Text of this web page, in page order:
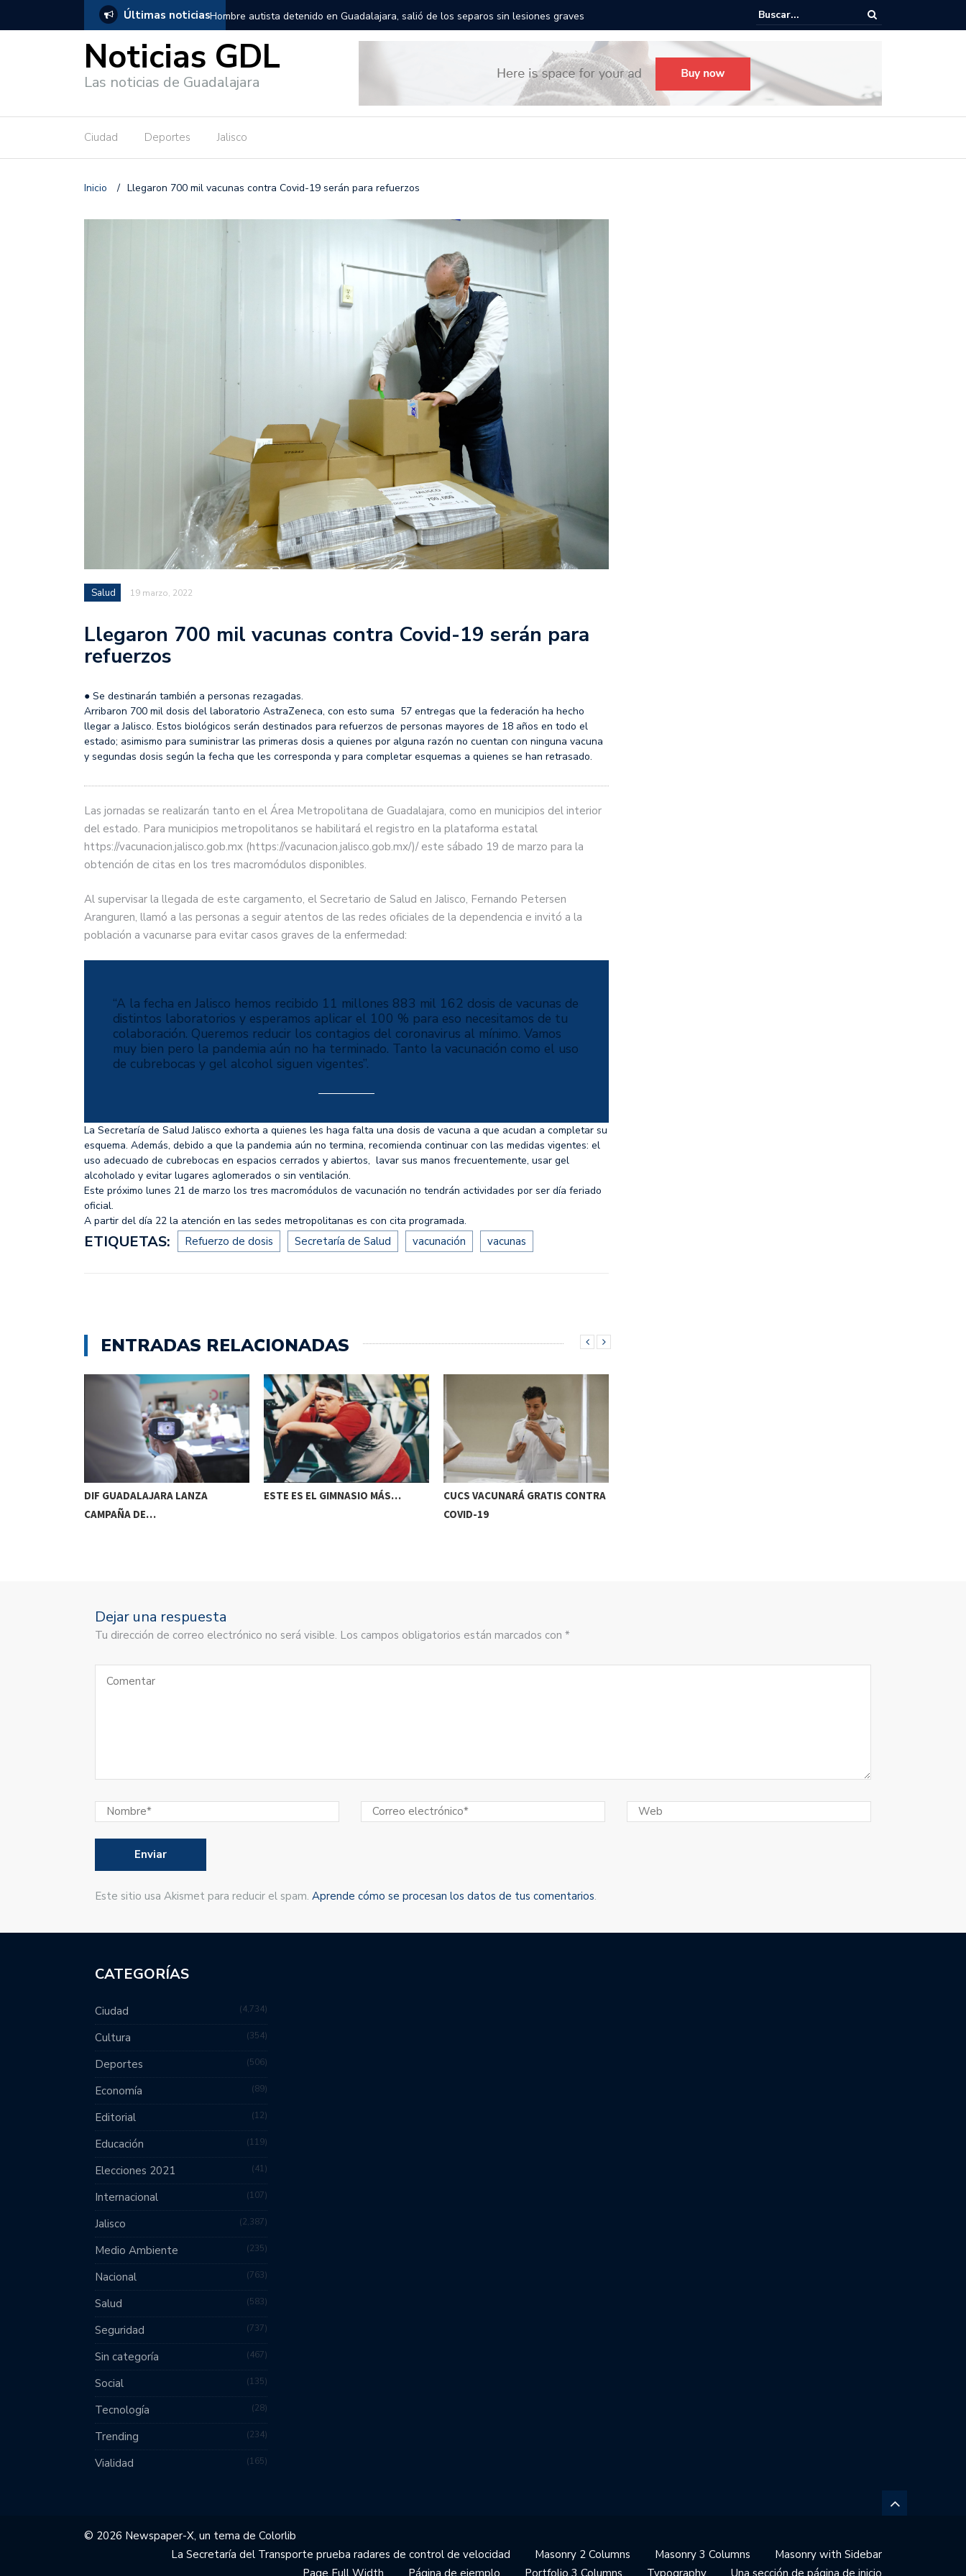
Últimas noticias
salió de los separos sin lesiones graves Títeres gigantes recorrerán las calles de Guadalajara: aparta la fecha Todo listo para el Festival Desfile Día de Muertos 2025 en Guadalajara
Noticias GDL
Las noticias de Guadalajara
Ciudad Deportes Jalisco
Inicio / Llegaron 700 mil vacunas contra Covid-19 serán para refuerzos
Salud 19 marzo, 2022
Llegaron 700 mil vacunas contra Covid-19 serán para
refuerzos
● Se destinarán también a personas rezagadas.
Arribaron 700 mil dosis del laboratorio AstraZeneca, con esto suma 57 entregas que la federación ha hecho
llegar a Jalisco. Estos biológicos serán destinados para refuerzos de personas mayores de 18 años en todo el
estado; asimismo para suministrar las primeras dosis a quienes por alguna razón no cuentan con ninguna vacuna
y segundas dosis según la fecha que les corresponda y para completar esquemas a quienes se han retrasado.
Las jornadas se realizarán tanto en el Área Metropolitana de Guadalajara, como en municipios del interior
del estado. Para municipios metropolitanos se habilitará el registro en la plataforma estatal
https://vacunacion.jalisco.gob.mx (https://vacunacion.jalisco.gob.mx/)/ este sábado 19 de marzo para la
obtención de citas en los tres macromódulos disponibles.
Al supervisar la llegada de este cargamento, el Secretario de Salud en Jalisco, Fernando Petersen
Aranguren, llamó a las personas a seguir atentos de las redes oficiales de la dependencia e invitó a la
población a vacunarse para evitar casos graves de la enfermedad:
“A la fecha en Jalisco hemos recibido 11 millones 883 mil 162 dosis de vacunas de
distintos laboratorios y esperamos aplicar el 100 % para eso necesitamos de tu
colaboración. Queremos reducir los contagios del coronavirus al mínimo. Vamos
muy bien pero la pandemia aún no ha terminado. Tanto la vacunación como el uso
de cubrebocas y gel alcohol siguen vigentes”.
La Secretaría de Salud Jalisco exhorta a quienes les haga falta una dosis de vacuna a que acudan a completar su
esquema. Además, debido a que la pandemia aún no termina, recomienda continuar con las medidas vigentes: el
uso adecuado de cubrebocas en espacios cerrados y abiertos, lavar sus manos frecuentemente, usar gel
alcoholado y evitar lugares aglomerados o sin ventilación.
Este próximo lunes 21 de marzo los tres macromódulos de vacunación no tendrán actividades por ser día feriado
oficial.
A partir del día 22 la atención en las sedes metropolitanas es con cita programada.
ETIQUETAS: Refuerzo de dosis Secretaría de Salud vacunación vacunas
ENTRADAS RELACIONADAS
DIF GUADALAJARA LANZA
CAMPAÑA DE…
ESTE ES EL GIMNASIO MÁS…
CUCS VACUNARÁ GRATIS CONTRA
COVID-19
Dejar una respuesta
Tu dirección de correo electrónico no será visible. Los campos obligatorios están marcados con *
Este sitio usa Akismet para reducir el spam. Aprende cómo se procesan los datos de tus comentarios.
CATEGORÍAS
Ciudad 4,734
Cultura 354
Deportes 506
Economía 89
Editorial 12
Educación 119
Elecciones 2021 41
Internacional 107
Jalisco 2,387
Medio Ambiente 235
Nacional 763
Salud 583
Seguridad 737
Sin categoría 467
Social 135
Tecnología 28
Trending 234
Vialidad 165
© 2026 Newspaper-X, un tema de Colorlib
La Secretaría del Transporte prueba radares de control de velocidad
Masonry 2 Columns Masonry 3 Columns
Masonry with Sidebar
Page Full Width
Página de ejemplo Portfolio 3 Columns Typography Una sección de página de inicio